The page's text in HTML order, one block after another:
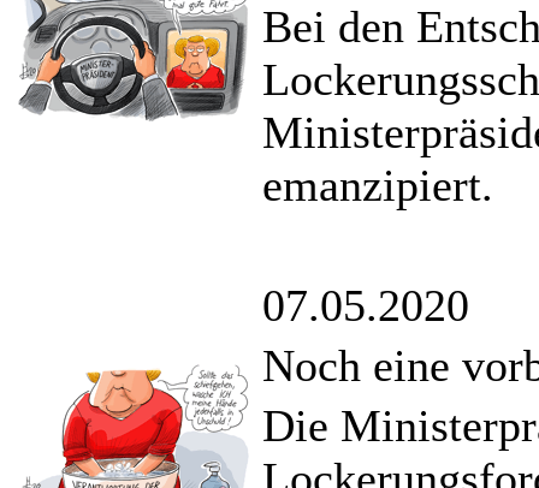
Bei den
emanzipiert.
07.05.2020
Noch eine
Die